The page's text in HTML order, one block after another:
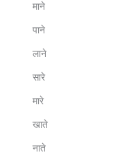
माने
पाने
लाने
सारे
मारे
खाते
नाते